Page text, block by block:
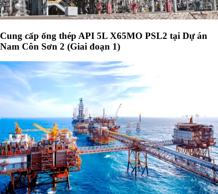
Cung cấp ống thép API 5L X65MO PSL2 tại Dự án
Nam Côn Sơn 2 (Giai đoạn 1)